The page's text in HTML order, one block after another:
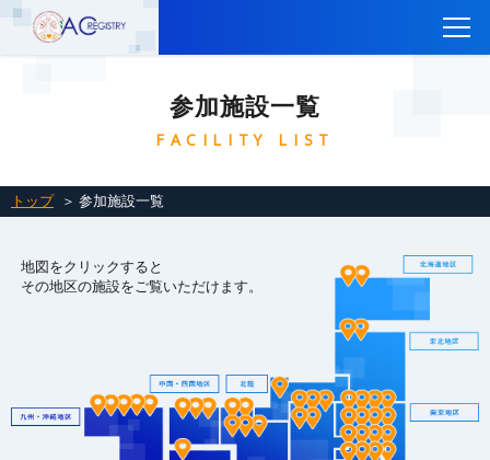
CTEPH AC Registryについて
レジストリ登録はこちら
参加施設一覧
FACILITY LIST
トップ ＞ 参加施設一覧
地図をクリックすると
その地区の施設をご覧いただけます。